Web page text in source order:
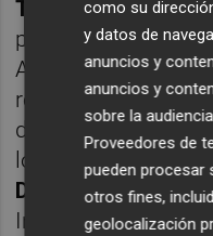
Tim Christopher,
proyectos de
Australia,
reputacionales
diseño y de las
los productos
Dale Kempster,
Internacional para
como su
y datos de
anuncios y
anuncios y
sobre la
Proveedores de
pueden procesar
otros fines,
geolocalización